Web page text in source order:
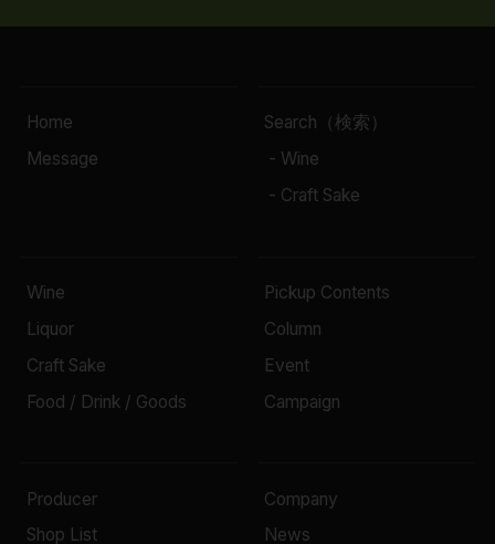
Home
Message
Search（検索）
- Wine
- Craft Sake
Wine
Liquor
Craft Sake
Food / Drink / Goods
Pickup Contents
Column
Event
Campaign
Producer
Shop List
Company
News